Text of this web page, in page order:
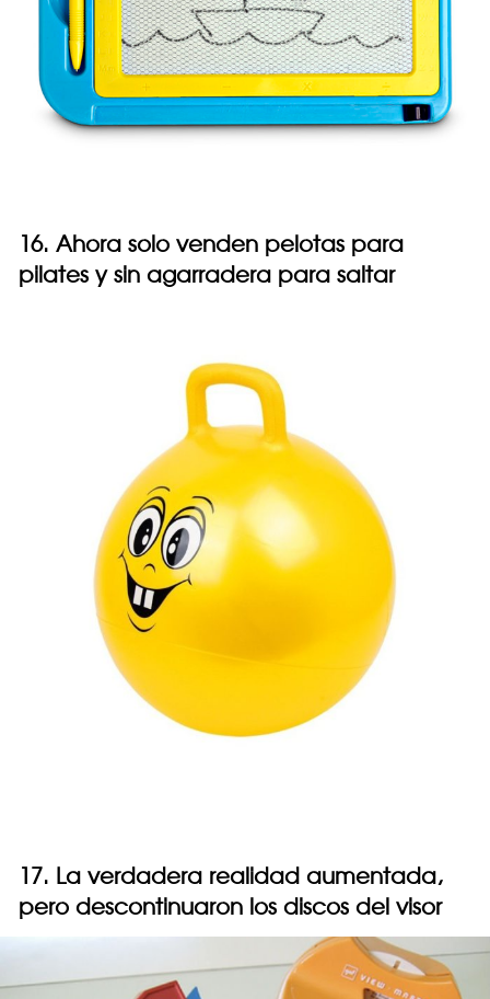
16. Ahora solo venden pelotas para
pilates y sin agarradera para saltar
17. La verdadera realidad aumentada,
pero descontinuaron los discos del visor